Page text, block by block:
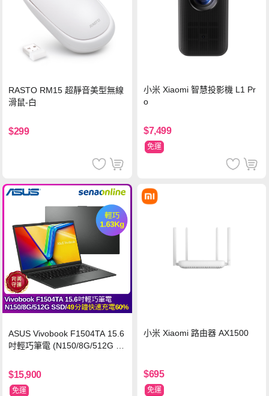
RASTO RM15 超靜音美型無線
滑鼠-白
$299
小米 Xiaomi 智慧投影機 L1 Pr
o
$7,499
免運
ASUS Vivobook F1504TA 15.6
吋輕巧筆電 (N150/8G/512G S
$15,900
免運
小米 Xiaomi 路由器 AX1500
$695
免運